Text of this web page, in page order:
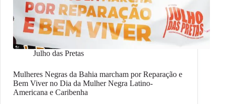
Julho das Pretas
Mulheres Negras da Bahia marcham por Reparação e
Bem Viver no Dia da Mulher Negra Latino-
Americana e Caribenha